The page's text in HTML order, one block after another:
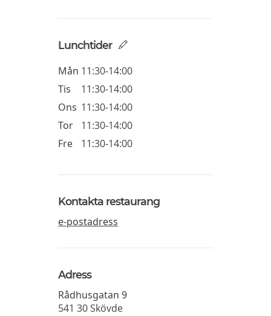
Lunchtider
Mån 11:30-14:00
Tis
11:30-14:00
Ons 11:30-14:00
Tor
11:30-14:00
Fre
11:30-14:00
Kontakta restaurang
e-postadress
Adress
Rådhusgatan 9
541 30Skövde